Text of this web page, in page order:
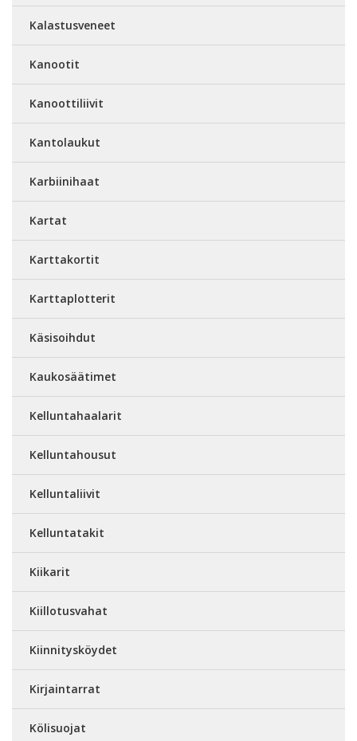
Kalastusveneet
Kanootit
Kanoottiliivit
Kantolaukut
Karbiinihaat
Kartat
Karttakortit
Karttaplotterit
Käsisoihdut
Kaukosäätimet
Kelluntahaalarit
Kelluntahousut
Kelluntaliivit
Kelluntatakit
Kiikarit
Kiillotusvahat
Kiinnitysköydet
Kirjaintarrat
Kölisuojat